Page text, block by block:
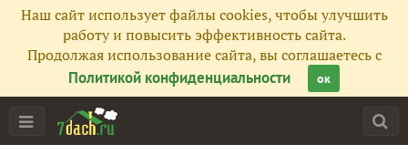
Наш сайт использует файлы cookies, чтобы улучшить
работу и повысить эффективность сайта.
Продолжая использование сайта, вы соглашаетесь с
Политикой конфиденциальности
ок